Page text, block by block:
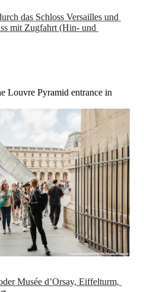
das Schloss Versailles und
mit Zugfahrt (Hin- und
Louvre Pyramid entrance in
Musée d’Orsay, Eiffelturm,